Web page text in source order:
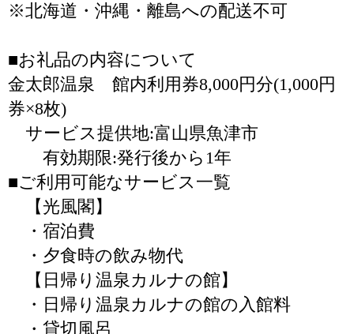
※北海道・沖縄・離島への配送不可
■お礼品の内容について
金太郎温泉 館内利用券8,000円分(1,000円
券×8枚)
サービス提供地:富山県魚津市
有効期限:発行後から1年
■ご利用可能なサービス一覧
【光風閣】
・宿泊費
・夕食時の飲み物代
【日帰り温泉カルナの館】
・日帰り温泉カルナの館の入館料
・貸切風呂